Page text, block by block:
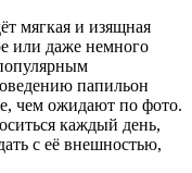
мягкая и изящная
или даже немного
папильон
чем ожидают по фото.
каждый день,
с её внешностью,